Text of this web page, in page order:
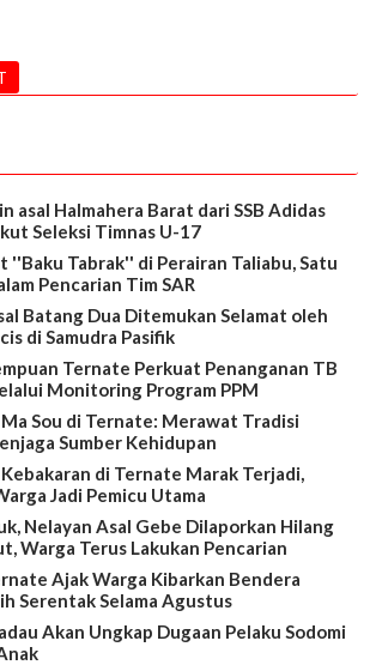
asal Halmahera Barat dari SSB Adidas
Seleksi Timnas U-17
''Baku Tabrak'' di Perairan Taliabu, Satu
Pencarian Tim SAR
Batang Dua Ditemukan Selamat oleh
di Samudra Pasifik
Ternate Perkuat Penanganan TB
Monitoring Program PPM
Sou di Ternate: Merawat Tradisi
Sumber Kehidupan
di Ternate Marak Terjadi,
Jadi Pemicu Utama
Nelayan Asal Gebe Dilaporkan Hilang
Warga Terus Lakukan Pencarian
Ajak Warga Kibarkan Bendera
Serentak Selama Agustus
Akan Ungkap Dugaan Pelaku Sodomi